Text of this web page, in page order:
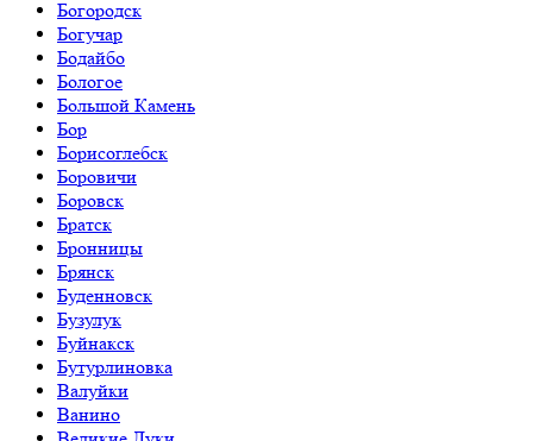
Богородск
Богучар
Бодайбо
Бологое
Большой Камень
Бор
Борисоглебск
Боровичи
Боровск
Братск
Бронницы
Брянск
Буденновск
Бузулук
Буйнакск
Бутурлиновка
Валуйки
Ванино